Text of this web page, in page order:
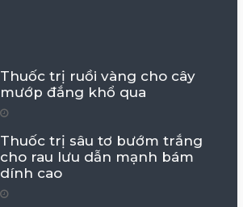
Thuốc trị ruồi vàng cho cây
mướp đắng khổ qua
Thuốc trị sâu tơ bướm trắng
cho rau lưu dẫn mạnh bám
dính cao